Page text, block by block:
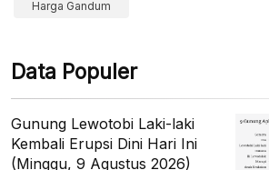
Harga Gandum
Data Populer
Gunung Lewotobi Laki-laki
Kembali Erupsi Dini Hari Ini
(Minggu, 9 Agustus 2026)